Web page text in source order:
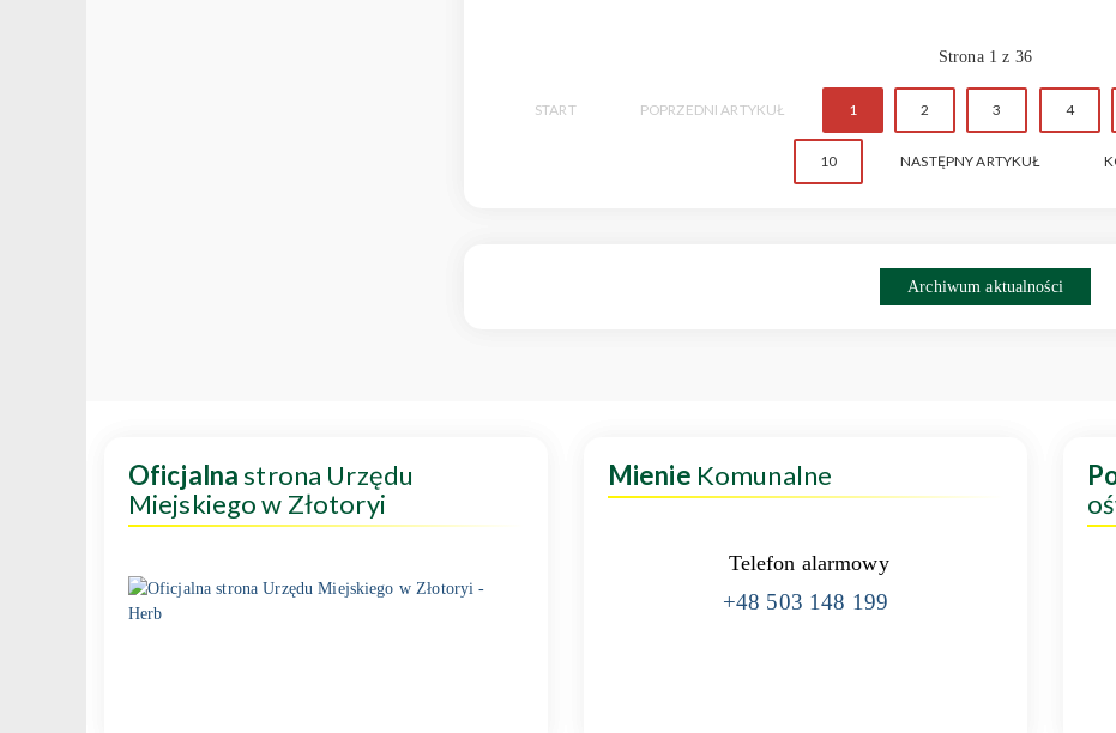
Strona 1 z 36
START POPRZEDNI ARTYKUŁ 1 2 3 4
10 NASTĘPNY ARTYKUŁ
Archiwum aktualności
Oficjalnastrona Urzędu
Miejskiego w Złotoryi
Mienie Komunalne
Telefon alarmowy
+48 503 148 199